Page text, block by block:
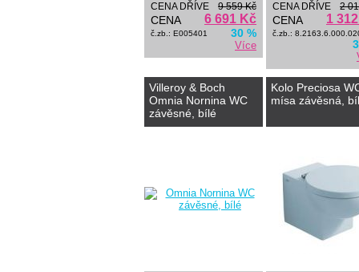
CENA DŘÍVE 9 559 Kč
CENA 6 691 Kč
č.zb.: E005401 30 %
Více
CENA DŘÍVE 2
CENA 1
č.zb.:
Villeroy & Boch
Omnia Nornina WC
závěsné, bílé
Kolo Preciosa
mísa závěsná,